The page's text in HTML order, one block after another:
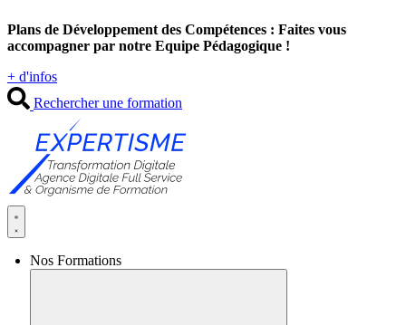
au
contenu
Plans de Développement des Compétences : Faites vous
accompagner par notre Equipe Pédagogique !
+ d'infos
Rechercher une formation
Nos Formations